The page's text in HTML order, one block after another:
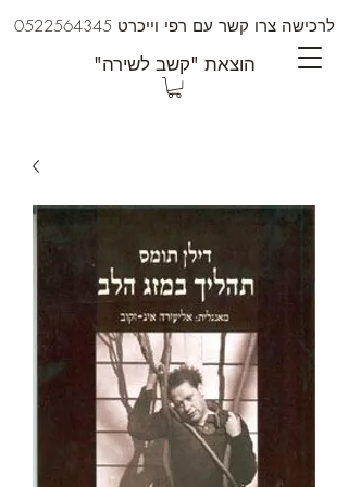
"הוצאת "קשב לשירה
לרכישה צרו קשר עם רפי וייכרט 0522564345